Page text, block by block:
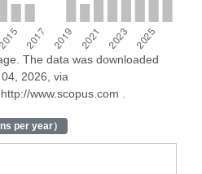
The data was downloaded
2026, via
www.scopus.com .
per year）